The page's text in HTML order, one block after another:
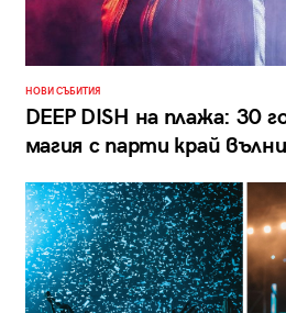
НОВИ СЪБИТИЯ
DEEP DISH на плажа: 30
магия с парти край